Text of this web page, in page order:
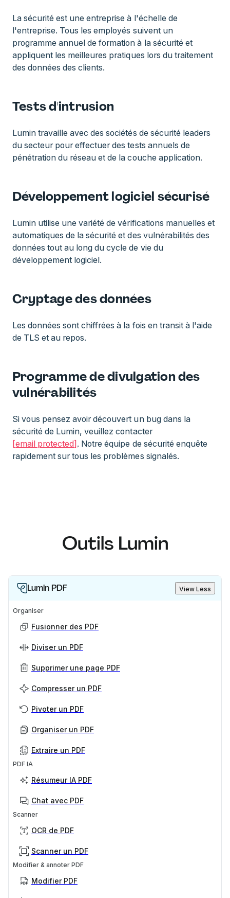
La sécurité est une entreprise à l'échelle de
l'entreprise. Tous les employés suivent un
programme annuel de formation à la sécurité et
appliquent les meilleures pratiques lors du traitement
des données des clients.
Tests d'intrusion
Lumin travaille avec des sociétés de sécurité leaders
du secteur pour effectuer des tests annuels de
pénétration du réseau et de la couche application.
Développement logiciel sécurisé
Lumin utilise une variété de vérifications manuelles et
automatiques de la sécurité et des vulnérabilités des
données tout au long du cycle de vie du
développement logiciel.
Cryptage des données
Les données sont chiffrées à la fois en transit à l'aide
de TLS et au repos.
Programme de divulgation des
vulnérabilités
Si vous pensez avoir découvert un bug dans la
sécurité de Lumin, veuillez contacter
[email protected] . Notre équipe de sécurité enquête
rapidement sur tous les problèmes signalés.
Outils Lumin
Lumin PDF View Less
Organiser
Fusionner des PDF
Diviser un PDF
Supprimer une page PDF
Compresser un PDF
Pivoter un PDF
Organiser un PDF
Extraire un PDF
PDF IA
Résumeur IA PDF
Chat avec PDF
Scanner
OCR de PDF
Scanner un PDF
Modifier & annoter PDF
Modifier PDF